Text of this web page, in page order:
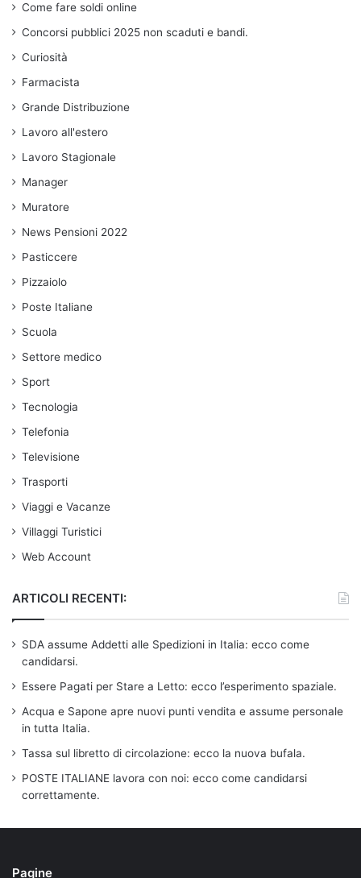
Come fare soldi online
Concorsi pubblici 2025 non scaduti e bandi.
Curiosità
Farmacista
Grande Distribuzione
Lavoro all'estero
Lavoro Stagionale
Manager
Muratore
News Pensioni 2022
Pasticcere
Pizzaiolo
Poste Italiane
Scuola
Settore medico
Sport
Tecnologia
Telefonia
Televisione
Trasporti
Viaggi e Vacanze
Villaggi Turistici
Web Account
ARTICOLI RECENTI:
SDA assume Addetti alle Spedizioni in Italia: ecco come
candidarsi.
Essere Pagati per Stare a Letto: ecco l’esperimento spaziale.
Acqua e Sapone apre nuovi punti vendita e assume personale
in tutta Italia.
Tassa sul libretto di circolazione: ecco la nuova bufala.
POSTE ITALIANE lavora con noi: ecco come candidarsi
correttamente.
Pagine